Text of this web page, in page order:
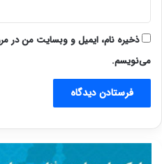
ذخیره نام، ایمیل و وبسایت من در
می‌نویسم.